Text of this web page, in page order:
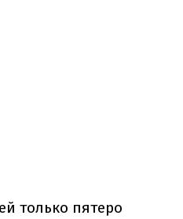
только пятеро